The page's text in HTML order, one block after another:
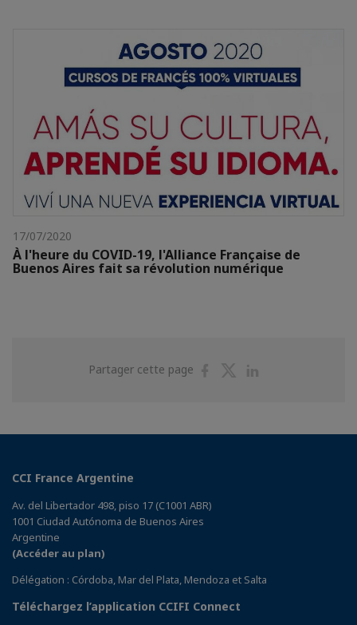
17/07/2020
À l'heure du COVID-19, l'Alliance Française de
Buenos Aires fait sa révolution numérique
Partager cette page
PartagerPartager
CCI France Argentine
Av. del Libertador 498, piso 17 (C1001 ABR)
1001 Ciudad Autónoma de Buenos Aires
Argentine
(Accéder au plan)
Délégation : Córdoba, Mar del Plata, Mendoza et Salta
Téléchargez l’application CCIFI Connect